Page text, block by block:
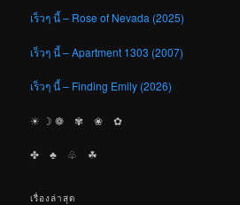
เร็วๆ นี้ – Rose of Nevada (2025)
เร็วๆ นี้ – Apartment 1303 (2007)
เร็วๆ นี้ – Finding Emily (2026)
☀︎ ☽ ❁ ✾ ❀ ✿
✤ ♣︎ ♧ ☘︎
เรื่องล่าสุด